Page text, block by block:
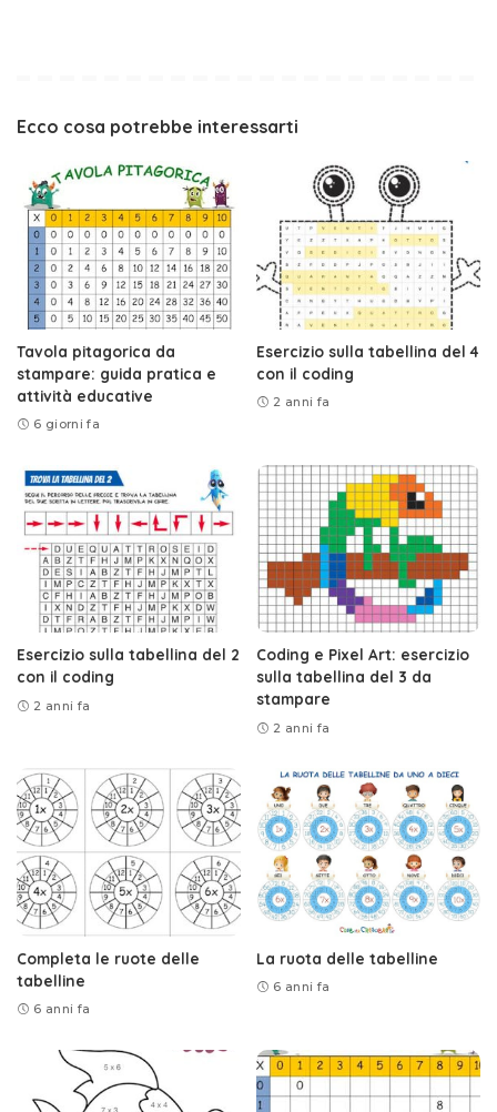
Ecco cosa potrebbe interessarti
Tavola pitagorica da
stampare: guida pratica e
attività educative
6 giorni fa
Esercizio sulla tabellina del 4
con il coding
2 anni fa
Esercizio sulla tabellina del 2
con il coding
2 anni fa
Coding e Pixel Art: esercizio
sulla tabellina del 3 da
stampare
2 anni fa
Completa le ruote delle
tabelline
6 anni fa
La ruota delle tabelline
6 anni fa